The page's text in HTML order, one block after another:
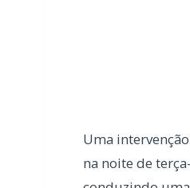
O episódio
da Rua Rio